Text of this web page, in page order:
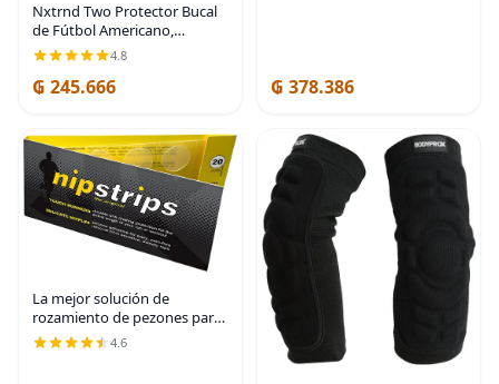
Nxtrnd Two Protector Bucal
de Fútbol Americano,
Boquilla de Fútbol Americano
con Correa, se Adapta a
Adultos y Jóvenes (Azul
4.8
₲ 245.666 ₲ 378.386
La mejor solución de
rozamiento de pezones para
corredores de larga distancia,
adhesivos transparentes que
4.6